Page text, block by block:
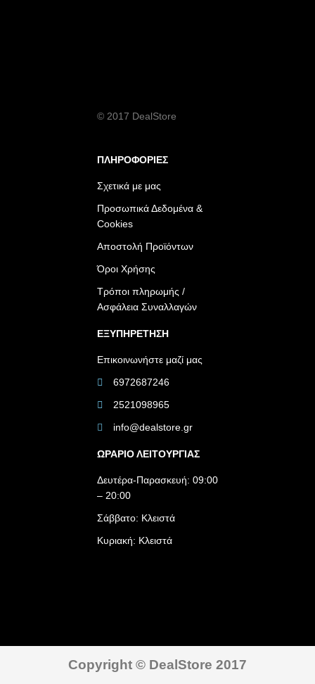
© 2017 DealStore
ΠΛΗΡΟΦΟΡΙΕΣ
Σχετικά με μας
Προσωπικά Δεδομένα &
Cookies
Αποστολή Προϊόντων
Όροι Χρήσης
Τρόποι πληρωμής /
Ασφάλεια Συναλλαγών
ΕΞΥΠΗΡΕΤΗΣΗ
Επικοινωνήστε μαζί μας
6972687246
2521098965
info@dealstore.gr
ΩΡΑΡΙΟ ΛΕΙΤΟΥΡΓΙΑΣ​
Δευτέρα-Παρασκευή: 09:00
– 20:00
Σάββατο: Κλειστά
Κυριακή: Κλειστά
Copyright © DealStore 2017